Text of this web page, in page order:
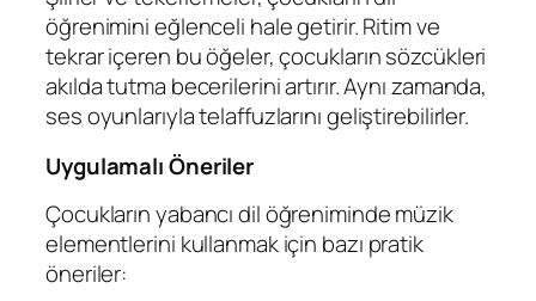
öğrenimini eğlenceli hale getirir. Ritim ve
tekrar içeren bu öğeler, çocukların sözcükleri
akılda tutma becerilerini artırır. Aynı zamanda,
ses oyunlarıyla telaffuzlarını geliştirebilirler.
Uygulamalı Öneriler
Çocukların yabancı dil öğreniminde müzik
elementlerini kullanmak için bazı pratik
öneriler: